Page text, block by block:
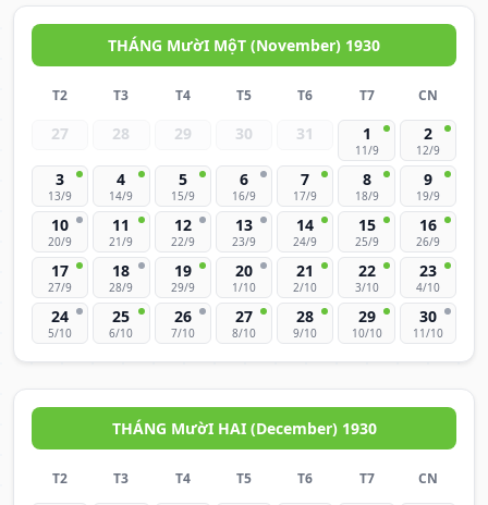
THÁNG MườI MộT (November) 1930
T2 T3 T4 T5 T6 T7 CN
27 28 29 30 31 1
11/9
2
12/9
3
13/9
4
14/9
5
15/9
6
16/9
7
17/9
8
18/9
9
19/9
10
20/9
11
21/9
12
22/9
13
23/9
14
24/9
15
25/9
16
26/9
17
27/9
18
28/9
19
29/9
20
1/10
21
2/10
22
3/10
23
4/10
24
5/10
25
6/10
26
7/10
27
8/10
28
9/10
29
10/10
30
11/10
THÁNG MườI HAI (December) 1930
T2 T3 T4 T5 T6 T7 CN